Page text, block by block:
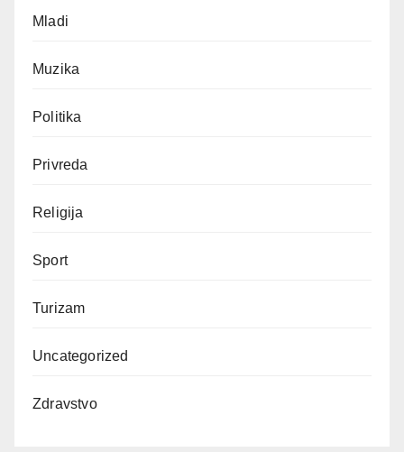
Mladi
Muzika
Politika
Privreda
Religija
Sport
Turizam
Uncategorized
Zdravstvo